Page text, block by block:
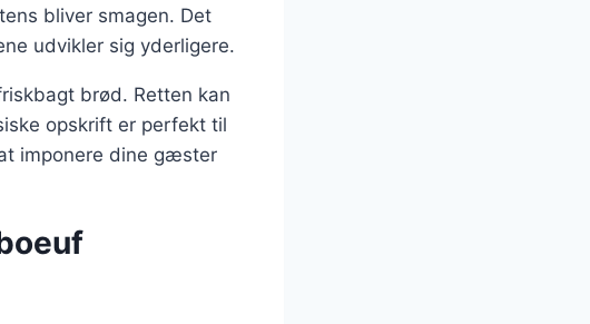
bliver smagen. Det
udvikler sig yderligere.
brød. Retten kan
opskrift er perfekt til
imponere dine gæster